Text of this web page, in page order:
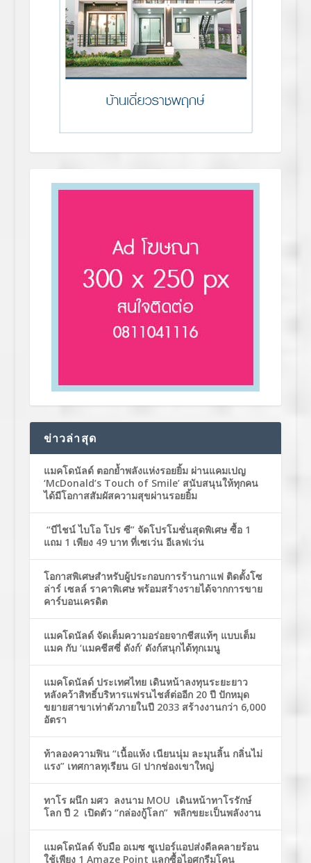
ข่าวล่าสุด
แมคโดนัลด์ ตอกย้ำพลังแห่งรอยยิ้ม ผ่านแคมเปญ
‘McDonald’s Touch of Smile’ สนับสนุนให้ทุกคน
ได้มีโอกาสสัมผัสความสุขผ่านรอยยิ้ม
“บีไชน์ ไบโอ โปร ซี” จัดโปรโมชั่นสุดพิเศษ ซื้อ 1
แถม 1 เพียง 49 บาท ที่เซเว่น อีเลฟเว่น
โอกาสพิเศษสำหรับผู้ประกอบการร้านกาแฟ ติดตั้งโซ
ล่าร์ เซลล์ ราคาพิเศษ พร้อมสร้างรายได้จากการขาย
คาร์บอนเครดิต
แมคโดนัลด์ จัดเต็มความอร่อยจากชีสแท้ๆ แบบเต็ม
แมค กับ ‘แมคชีสซี่ ดังก์’ ดังก์สนุกได้ทุกเมนู
แมคโดนัลด์ ประเทศไทย เดินหน้าลงทุนระยะยาว
หลังคว้าสิทธิ์บริหารแฟรนไชส์ต่ออีก 20 ปี ปักหมุด
ขยายสาขาเท่าตัวภายในปี 2033 สร้างงานกว่า 6,000
อัตรา
ท้าลองความฟิน “เนื้อแห้ง เนียนนุ่ม ละมุนลิ้น กลิ่นไม่
แรง” เทศกาลทุเรียน GI ปากช่องเขาใหญ่
ทาโร ผนึก มศว ลงนาม MOU เดินหน้าทาโรรักษ์
โลก ปี 2 เปิดตัว “กล่องกู้โลก” พลิกขยะเป็นพลังงาน
แมคโดนัลด์ จับมือ อเมซ ซูเปอร์แอปส่งดีลคลายร้อน
ใช้เพียง 1 Amaze Point แลกซื้อไอศกรีมโคน